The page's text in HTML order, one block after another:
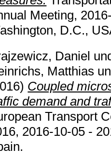
Meeting,
D.C.,
Daniel
Matthias
Coupled
demand and
Transport
2016-10-05 -